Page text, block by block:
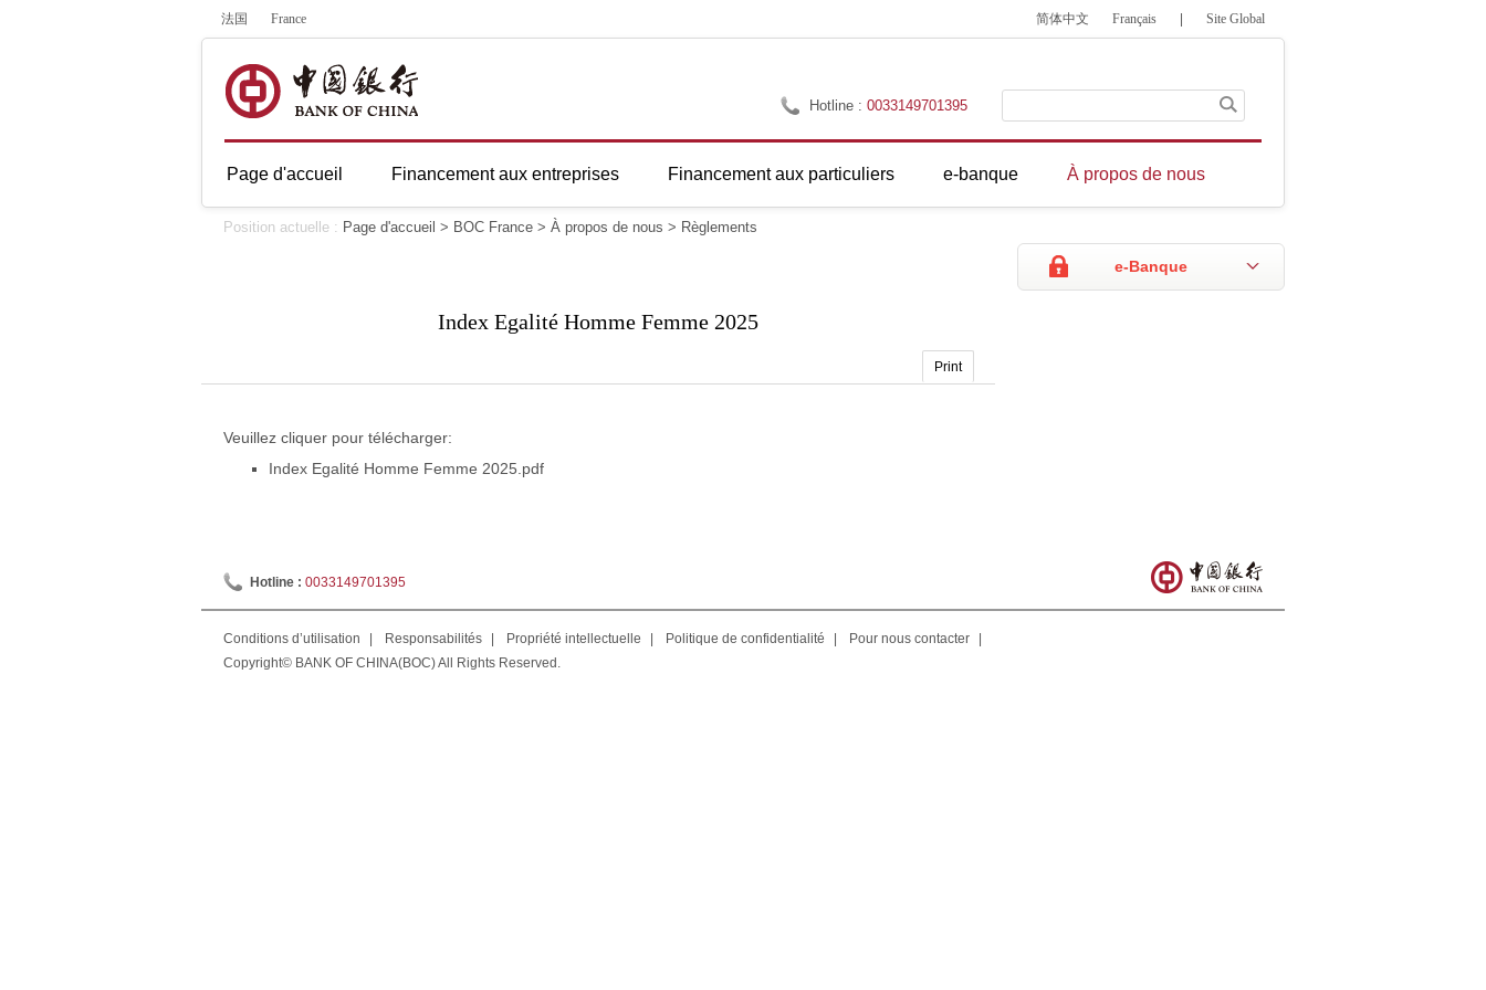
法国 France 简体中文 Français Site Global
Hotline :0033149701395
Page d'accueil Financement aux entreprises Financement aux particuliers e-banque À propos de nous
Position actuelle : Page d'accueil > BOC France > À propos de nous > Règlements
e-Banque
Index Egalité Homme Femme 2025
Print
Veuillez cliquer pour télécharger:
Index Egalité Homme Femme 2025.pdf
Hotline : 0033149701395
Conditions d’utilisation Responsabilités Propriété intellectuelle Politique de confidentialité Pour nous contacter
Copyright© BANK OF CHINA(BOC) All Rights Reserved.